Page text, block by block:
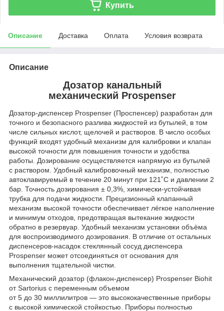
Купить
Описание Доставка Оплата Условия возврата
Описание
Дозатор канальный
механический Prospenser
Дозатор-диспенсер Prospenser (Проспенсер) разработан для
точного и безопасного разлива жидкостей из бутылей, в том
числе сильных кислот, щелочей и растворов. В число особых
функций входят удобный механизм для калибровки и клапан
высокой точности для повышения точности и удобства
работы. Дозирование осуществляется напрямую из бутылей
с раствором. Удобный калибровочный механизм, полностью
автоклавируемый в течение 20 минут при 121˚C и давлении 2
бар. Точность дозирования ± 0,3%, химически-устойчивая
трубка для подачи жидкости. Прецизионный клапанный
механизм высокой точности обеспечивает лёгкое наполнение
и минимум отходов, предотвращая вытекание жидкости
обратно в резервуар. Удобный механизм установки объёма
для воспроизводимого дозирования. В отличие от остальных
диспенсеров-насадок стеклянный сосуд диспенсера
Prospenser может отсоединяться от основания для
выполнения тщательной чистки.
Механический дозатор (флакон-диспенсер) Prospenser Biohit
от Sartorius с переменным объемом
от 5 до 30 миллилитров — это высококачественные приборы
с высокой химической стойкостью. Приборы полностью